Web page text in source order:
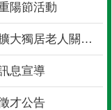
陽節活動
大獨居老人關懷服務專區
息宣導
才公告